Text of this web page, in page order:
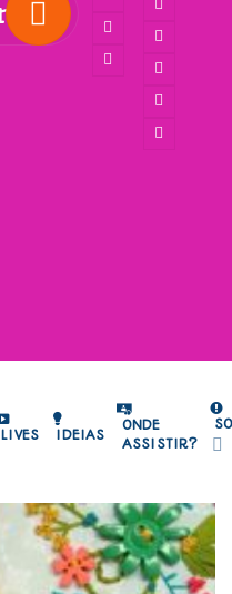
LIVES IDEIAS
ONDE
ASSISTIR?